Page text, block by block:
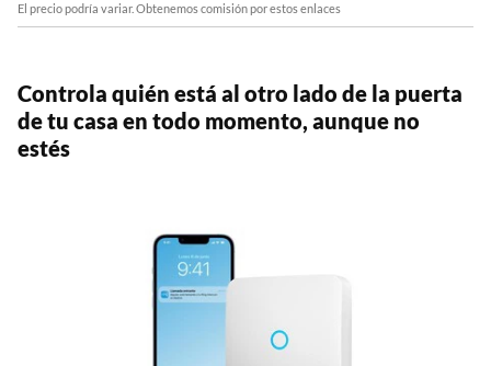
El precio podría variar. Obtenemos comisión por estos enlaces
Controla quién está al otro lado de la puerta
de tu casa en todo momento, aunque no
estés